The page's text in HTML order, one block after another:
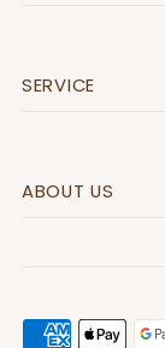
SERVICE
ABOUT US